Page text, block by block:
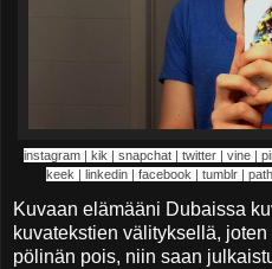
instagram | kik | snapchat | twitter | vine |
keek | linkedin | facebook | tumblr |
Kuvaan elämääni Dubaissa
kuvatekstien välityksellä,
pölinän pois, niin saan